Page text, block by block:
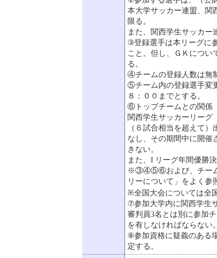
本大学サッカー連盟、関
限る。
また、関西学生サッカ
③登録選手は本リーグに
こと。但し、ＧＫについ
る。
④チームの登録人数は無
⑤チーム内の登録選手変
８：００までとする。
⑥トップチームとの関係
関西学生サッカーリーグ
（６試合相当を超えて
なし、その期間中に開催
きない。
また、I リーグ年間優勝
※③④⑤⑥および、チーム
リーについて」をよく参
※全国大会については全
⑦参加大学内に関西学生
審判員3名とは別に参加
を有しなければならない
⑧参加資格に疑義のある
定する。